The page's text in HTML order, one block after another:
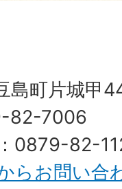
島町片城甲
82-7006
0879-82-
らお問い合